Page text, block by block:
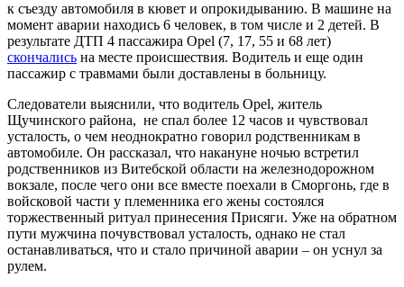
к съезду автомобиля в кювет и опрокидыванию. В машине на
момент аварии находись 6 человек, в том числе и 2 детей. В
результате ДТП 4 пассажира Opel (7, 17, 55 и 68 лет)
скончались на месте происшествия. Водитель и еще один
пассажир с травмами были доставлены в больницу.
Следователи выяснили, что водитель Opel, житель
Щучинского района, не спал более 12 часов и чувствовал
усталость, о чем неоднократно говорил родственникам в
автомобиле. Он рассказал, что накануне ночью встретил
родственников из Витебской области на железнодорожном
вокзале, после чего они все вместе поехали в Сморгонь, где в
войсковой части у племенника его жены состоялся
торжественный ритуал принесения Присяги. Уже на обратном
пути мужчина почувствовал усталость, однако не стал
останавливаться, что и стало причиной аварии – он уснул за
рулем.